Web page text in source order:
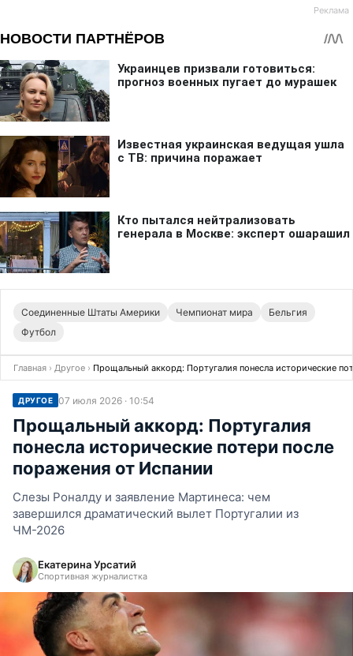
Соединенные Штаты Америки Чемпионат мира
Бельгия
Футбол
Главная › Другое › Прощальный аккорд: Португалия понесла исторические
ДРУГОЕ 07 июля 2026 · 10:54
Прощальный аккорд: Португалия
понесла исторические потери после
поражения от Испании
Слезы Роналду и заявление Мартинеса: чем
завершился драматический вылет Португалии из
ЧМ-2026
Екатерина Урсатий
Спортивная журналистка